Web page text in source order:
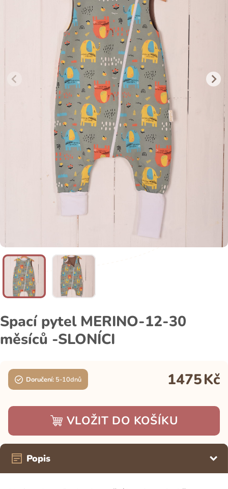
Spací pytel MERINO-12-30
měsíců -SLONÍCI
Doručení: 5-10dnů 1475Kč
VLOŽIT DO KOŠÍKU
Popis